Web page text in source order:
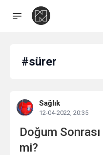
#sürer
Sağlık
12-04-2022, 20:35
Doğum
mi?